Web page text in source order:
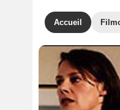
Accueil